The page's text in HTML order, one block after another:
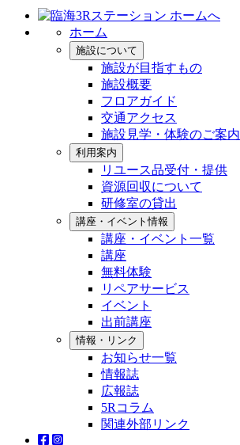
ホーム
施設について
施設が目指すもの
施設概要
フロアガイド
交通アクセス
施設見学・体験のご案内
利用案内
リユース品受付・提供
資源回収について
研修室の貸出
講座・イベント情報
講座・イベント一覧
講座
無料体験
リペアサービス
イベント
出前講座
情報・リンク
お知らせ一覧
情報誌
広報誌
5Rコラム
関連外部リンク